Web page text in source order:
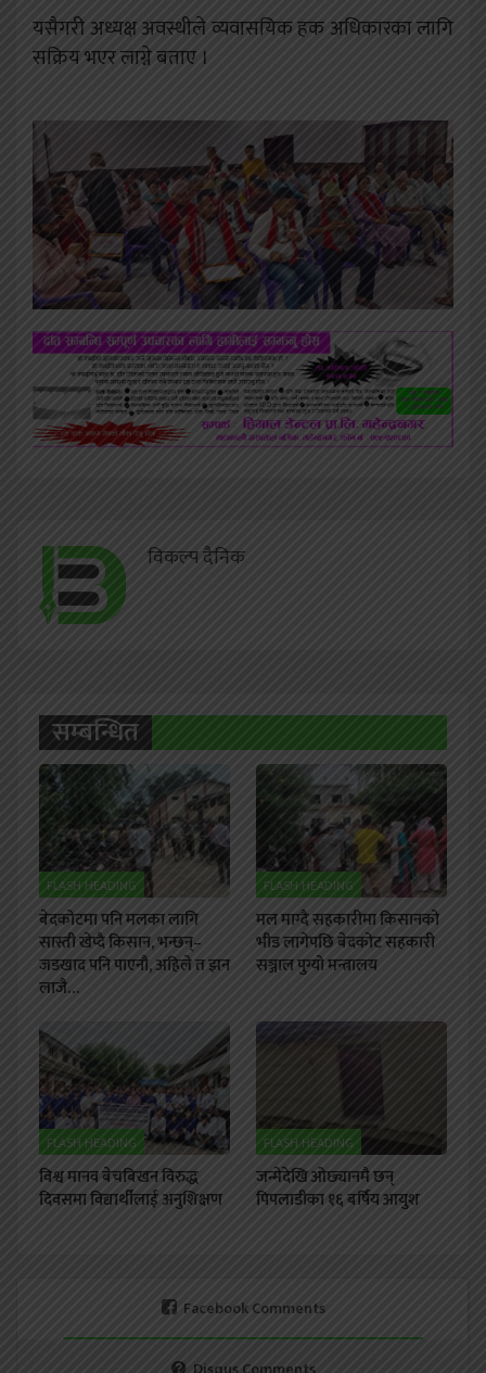
यसैगरी अध्यक्ष अवस्थीले व्यवासयिक हक अधिकारका लागि
सक्रिय भएर लाग्ने बताए ।
विकल्प दैनिक
सम्बन्धित
FLASH HEADING
बेदकोटमा पनि मलका लागि
सास्ती खेप्दै किसान, भन्छन्–
जडखाद पनि पाएनौ, अहिले त झन
लाजै…
FLASH HEADING
मल माग्दै सहकारीमा किसानको
भीड लागेपछि बेदकोट सहकारी
सञ्जाल पुग्यो मन्त्रालय
FLASH HEADING
विश्व मानव बेचबिखन विरुद्ध
दिवसमा विद्यार्थीलाई अनुशिक्षण
FLASH HEADING
जन्मेदेखि ओछ्यानमै छन्
पिपलाडीका १६ बर्षिय आयुश
Facebook Comments